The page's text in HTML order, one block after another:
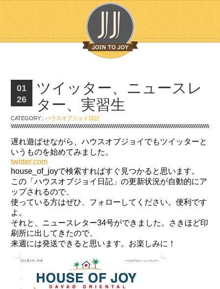
01
26
ツイッター、ニュースレ
ター、実習生
CATEGORY :ハウスオブジョイ日記
遅れ遊ばせながら、ハウスオブジョイでもツイッターと
いうものを始めてみました。
twitter.com
house_of_joyで検索すればすぐ見つかると思います。
この「ハウスオブジョイ日記」の更新状況が自動的にア
ップされるので、
使っている方はぜひ、フォローしてください。便利です
よ。
それと、ニュースレター34号ができました。さきほど印
刷所に出してきたので、
来週には発送できると思います。お楽しみに！